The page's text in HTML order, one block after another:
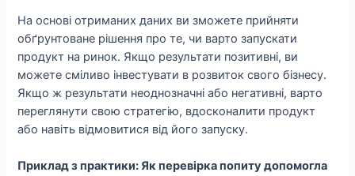
На основі отриманих даних ви зможете прийняти
обґрунтоване рішення про те, чи варто запускати
продукт на ринок. Якщо результати позитивні, ви
можете сміливо інвестувати в розвиток свого бізнесу.
Якщо ж результати неоднозначні або негативні, варто
переглянути свою стратегію, вдосконалити продукт
або навіть відмовитися від його запуску.
Приклад з практики: Як перевірка попиту допомогла